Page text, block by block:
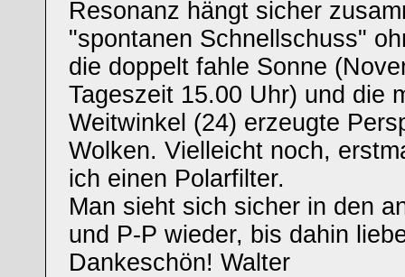
Resonanz hängt sicher
"spontanen Schnellschuss"
die doppelt fahle Sonne
Tageszeit 15.00 Uhr) und die
Weitwinkel (24) erzeugte
Wolken. Vielleicht noch,
ich einen Polarfilter.
Man sieht sich sicher in den
und P-P wieder, bis dahin
Dankeschön! Walter